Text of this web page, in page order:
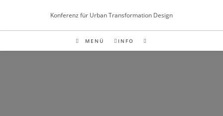
springen
Konferenz für Urban Transformation Design
MENÜ INFO